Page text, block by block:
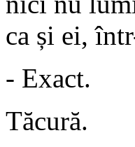
ca și ei,
- Exact.
Tăcură.